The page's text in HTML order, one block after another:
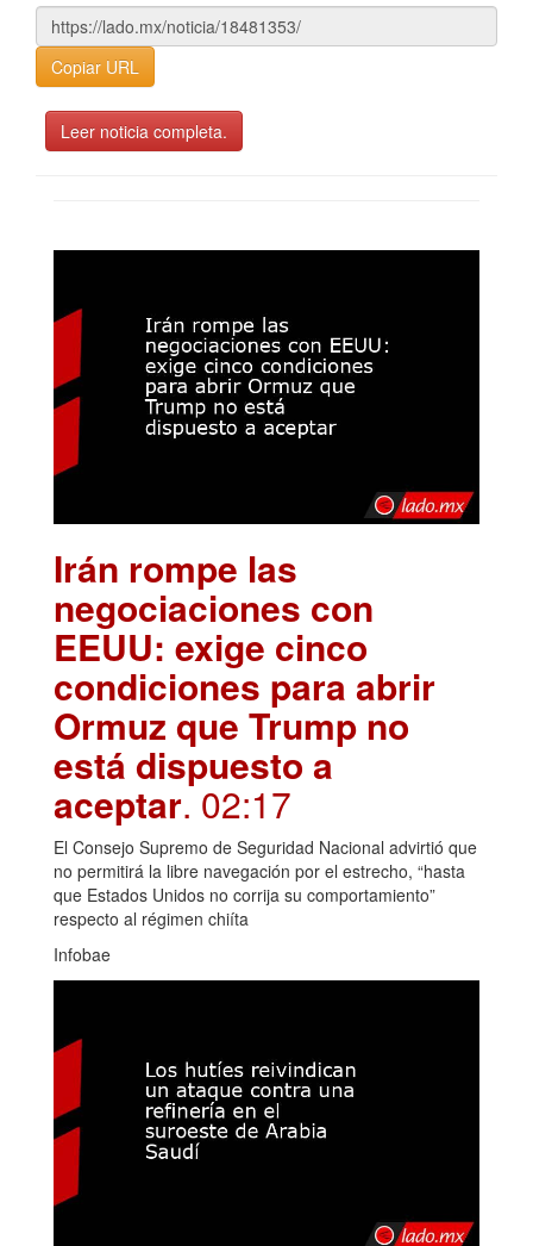
Copiar URL
Leer noticia completa.
Irán rompe las
negociaciones con
EEUU: exige cinco
condiciones para abrir
Ormuz que Trump no
está dispuesto a
aceptar. 02:17
El Consejo Supremo de Seguridad Nacional advirtió que
no permitirá la libre navegación por el estrecho, “hasta
que Estados Unidos no corrija su comportamiento”
respecto al régimen chiíta
Infobae